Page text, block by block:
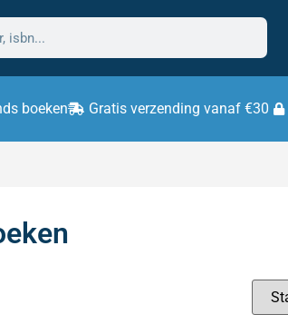
boeken Gratis verzending vanaf €30